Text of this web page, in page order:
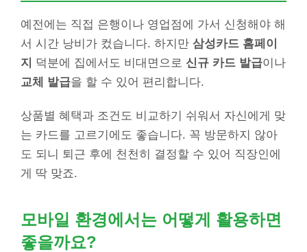
예전에는 직접 은행이나 영업점에 가서 신청해야 해
서 시간 낭비가 컸습니다. 하지만 삼성카드 홈페이
지
덕분에 집에서도 비대면으로 신규 카드 발급이나
교체 발급을 할 수 있어 편리합니다.
상품별 혜택과 조건도 비교하기 쉬워서 자신에게 맞
는 카드를 고르기에도 좋습니다. 꼭 방문하지 않아
도 되니 퇴근 후에 천천히 결정할 수 있어 직장인에
게 딱 맞죠.
모바일 환경에서는 어떻게 활용하면
좋을까요?